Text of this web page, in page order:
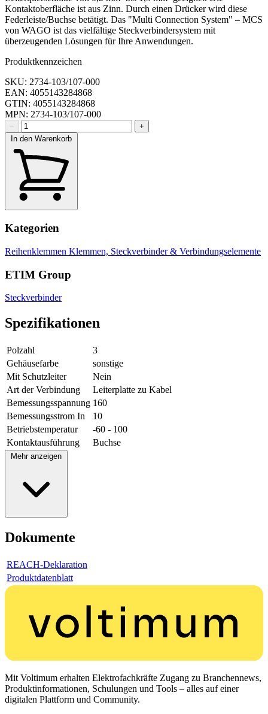
Kontaktoberfläche ist aus Zinn. Durch einen Drücker wird diese
Federleiste/Buchse betätigt. Das "Multi Connection System" – MCS
von WAGO ist das vielfältige Steckverbindersystem mit
überzeugenden Lösungen für Ihre Anwendungen.
Produktkennzeichen
SKU: 2734-103/107-000
EAN: 4055143284868
GTIN: 4055143284868
MPN: 2734-103/107-000
−
+
In den Warenkorb
Kategorien
Reihenklemmen Klemmen, Steckverbinder & Verbindungselemente
ETIM Group
Steckverbinder
Spezifikationen
Polzahl
3
Gehäusefarbe
sonstige
Mit Schutzleiter
Nein
Art der Verbindung
Leiterplatte zu Kabel
Bemessungsspannung 160
Bemessungsstrom In
10
Betriebstemperatur
-60 - 100
Kontaktausführung
Buchse
Mehr anzeigen
Dokumente
REACH-Deklaration
Produktdatenblatt
Mit Voltimum erhalten Elektrofachkräfte Zugang zu Branchennews,
Produktinformationen, Schulungen und Tools – alles auf einer
digitalen Plattform und Community.